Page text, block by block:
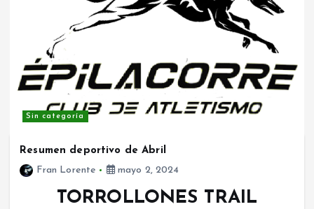
Sin categoría
Resumen deportivo de Abril
Fran Lorente
mayo 2, 2024
TORROLLONES TRAIL